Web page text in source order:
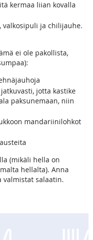
kermaa liian kovalla
valkosipuli ja chilijauhe.
ei ole pakollista,
jotta kastike
paksunemaan, niin
mandariinilohkot
(mikäli hella on
hellalta). Anna
valmistat salaatin.